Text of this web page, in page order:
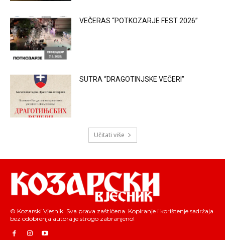
VEČERAS “POTKOZARJE FEST 2026”
SUTRA “DRAGOTINJSKE VEČERI”
Učitati više
© Kozarski Vjesnik. Sva prava zaštićena. Kopiranje i korištenje sadržaja
bez odobrenja autora je strogo zabranjeno!